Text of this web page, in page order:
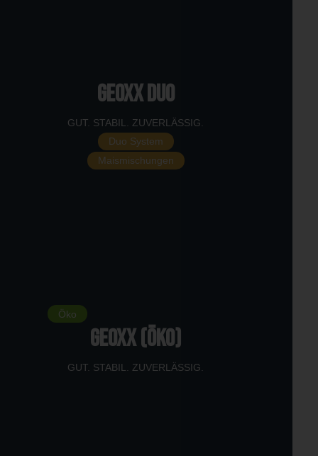
GEOXX DUO
GUT. STABIL. ZUVERLÄSSIG.
Duo System
Maismischungen
Öko
GEOXX (Öko)
GUT. STABIL. ZUVERLÄSSIG.